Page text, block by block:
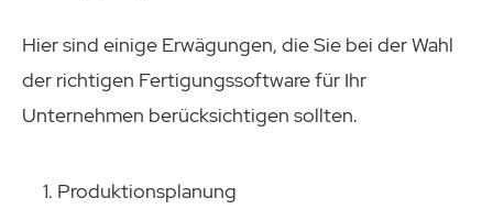
Hier sind einige Erwägungen, die Sie bei der Wahl
der richtigen Fertigungssoftware für Ihr
Unternehmen berücksichtigen sollten.
Produktionsplanung